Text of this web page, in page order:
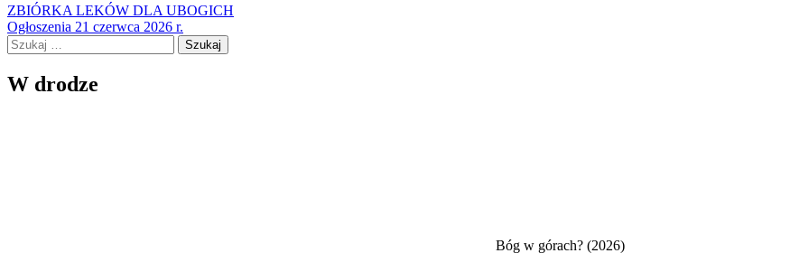
Nawigacja
wpisu
ZBIÓRKA LEKÓW DLA UBOGICH
Ogłoszenia 21 czerwca 2026 r.
Szukaj:
W drodze
Bóg w górach? (2026)